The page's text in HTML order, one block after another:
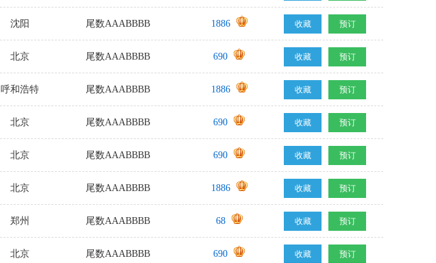
沈阳 尾数AAABBBB 1886 收藏 预订
北京 尾数AAABBBB 690 收藏 预订
呼和浩特 尾数AAABBBB 1886 收藏 预订
北京 尾数AAABBBB 690 收藏 预订
北京 尾数AAABBBB 690 收藏 预订
北京 尾数AAABBBB 1886 收藏 预订
郑州 尾数AAABBBB 68 收藏 预订
北京 尾数AAABBBB 690 收藏 预订